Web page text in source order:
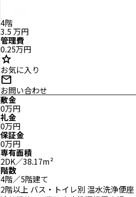
4階
3.5万円
管理費
0.25万円
star
お気に入り
mail
お問い合わせ
敷金
0万円
礼金
0万円
保証金
0万円
専有面積
2DK／38.17m²
階数
4階／5階建て
2階以上 バス・トイレ別 温水洗浄便座